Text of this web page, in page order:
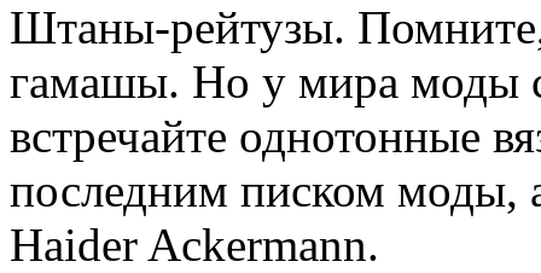
Штаны-рейтузы.
гамашы. Но у мира моды
встречайте однотонные
последним писком моды,
Haider Ackermann.